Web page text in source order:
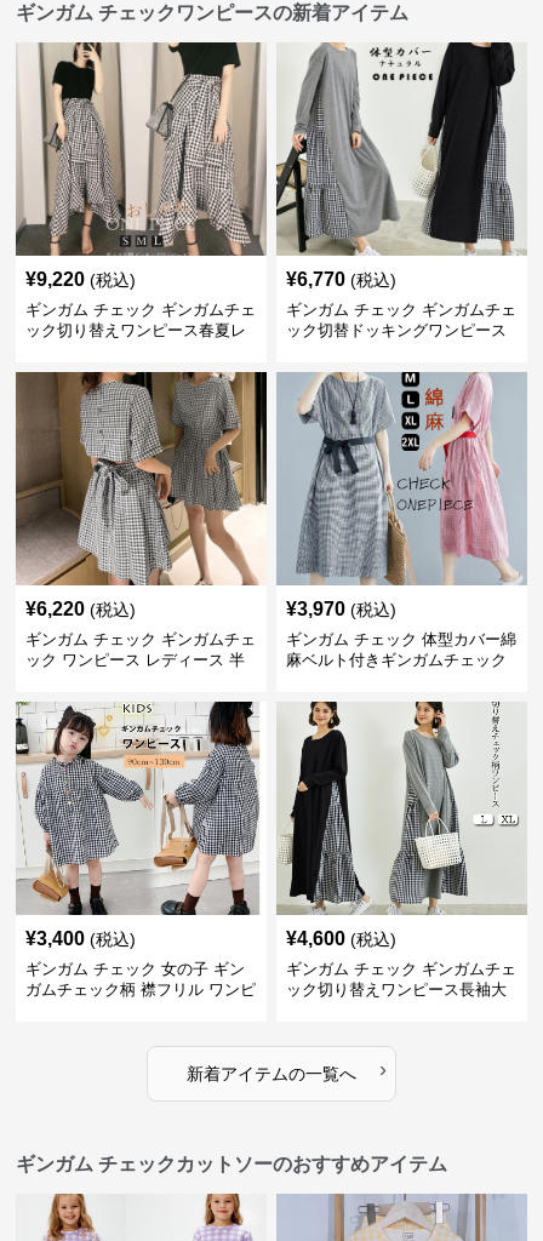
ギンガム チェックワンピースの新着アイテム
¥9,220 (税込)
ギンガム チェック ギンガムチェ
ック切り替えワンピース春夏レ
¥6,770 (税込)
ギンガム チェック ギンガムチェ
ック切替ドッキングワンピース
¥6,220 (税込)
ギンガム チェック ギンガムチェ
ック ワンピース レディース 半
¥3,970 (税込)
ギンガム チェック 体型カバー綿
麻ベルト付きギンガムチェック
¥3,400 (税込)
ギンガム チェック 女の子 ギン
ガムチェック柄 襟フリル ワンピ
¥4,600 (税込)
ギンガム チェック ギンガムチェ
ック切り替えワンピース長袖大
新着アイテムの一覧へ ›
ギンガム チェックカットソーのおすすめアイテム